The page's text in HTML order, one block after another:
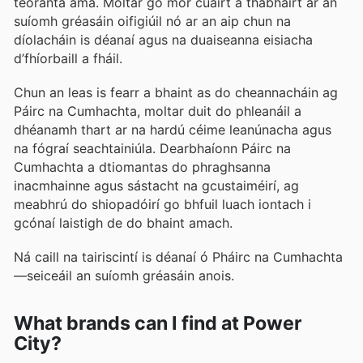
suíomh gréasáin oifigiúil nó ar an aip chun na
díolacháin is déanaí agus na duaiseanna eisiacha
d’fhíorbaill a fháil.
Chun an leas is fearr a bhaint as do cheannacháin ag
Páirc na Cumhachta, moltar duit do phleanáil a
dhéanamh thart ar na hardú céime leanúnacha agus
na fógraí seachtainiúla. Dearbhaíonn Páirc na
Cumhachta a dtiomantas do phraghsanna
inacmhainne agus sástacht na gcustaiméirí, ag
meabhrú do shiopadóirí go bhfuil luach iontach i
gcónaí laistigh de do bhaint amach.
Ná caill na tairiscintí is déanaí ó Pháirc na Cumhachta
—seiceáil an suíomh gréasáin anois.
What brands can I find at Power
City?